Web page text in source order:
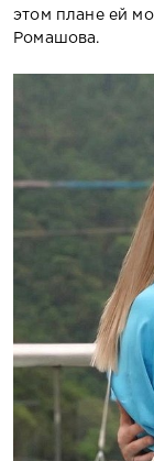
этом плане ей
Ромашова.